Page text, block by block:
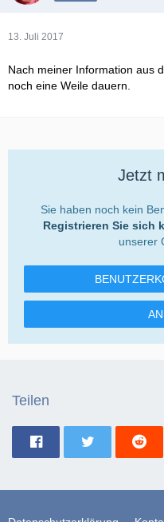
13. Juli 2017
Nach meiner Information aus
noch eine Weile dauern.
Jetzt
Sie haben noch kein
Registrieren Sie sich
unserer
Teilen